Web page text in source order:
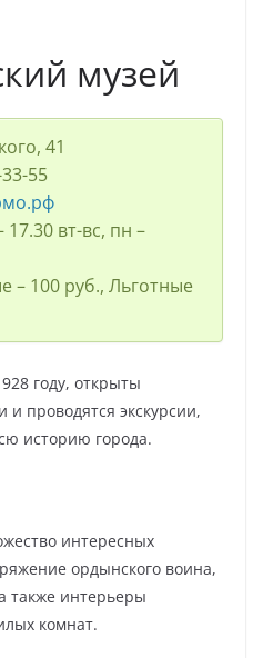
музей
41
55
17.30 вт-вс, пн –
– 100 руб., Льготные
году, открыты
и проводятся экскурсии,
историю города.
интересных
ордынского воина,
также интерьеры
комнат.